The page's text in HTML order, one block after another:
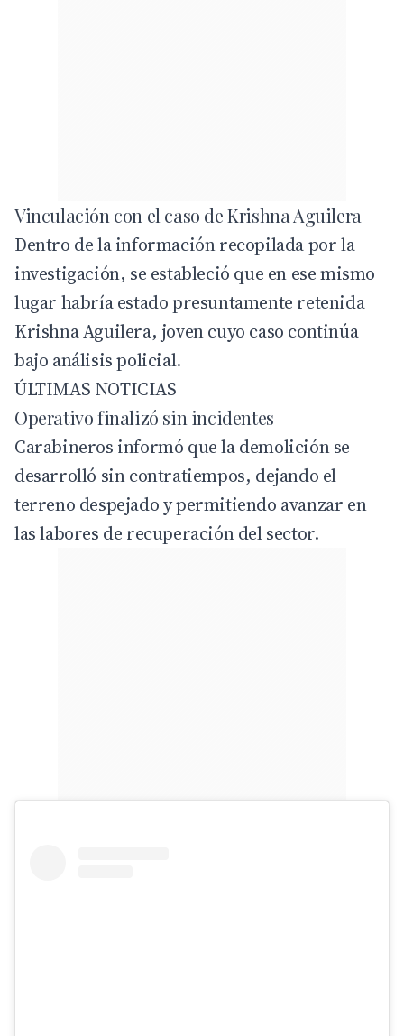
Vinculación con el caso de Krishna Aguilera
Dentro de la información recopilada por la
investigación, se estableció que en ese mismo
lugar habría estado presuntamente retenida
Krishna Aguilera, joven cuyo caso continúa
bajo análisis policial.
ÚLTIMAS NOTICIAS
Operativo finalizó sin incidentes
Carabineros informó que la demolición se
desarrolló sin contratiempos, dejando el
terreno despejado y permitiendo avanzar en
las labores de recuperación del sector.